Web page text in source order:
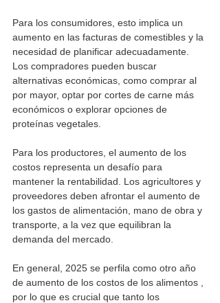
Para los consumidores, esto implica un
aumento en las facturas de comestibles y la
necesidad de planificar adecuadamente.
Los compradores pueden buscar
alternativas económicas, como comprar al
por mayor, optar por cortes de carne más
económicos o explorar opciones de
proteínas vegetales.
Para los productores, el aumento de los
costos representa un desafío para
mantener la rentabilidad. Los agricultores y
proveedores deben afrontar el aumento de
los gastos de alimentación, mano de obra y
transporte, a la vez que equilibran la
demanda del mercado.
En general, 2025 se perfila como otro año
de aumento de los costos de los alimentos ,
por lo que es crucial que tanto los